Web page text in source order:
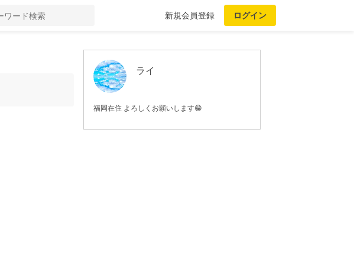
新規会員登録 ログイン
ライ
福岡在住 よろしくお願いします😁